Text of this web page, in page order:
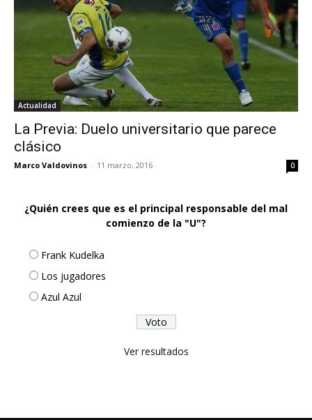
Actualidad
La Previa: Duelo universitario que parece
clásico
Marco Valdovinos - 11 marzo, 2016 0
¿Quién crees que es el principal responsable del mal
comienzo de la "U"?
Frank Kudelka
Los jugadores
Azul Azul
Ver resultados